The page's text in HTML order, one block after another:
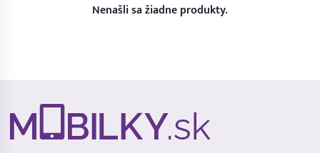
Nenašli sa žiadne produkty.